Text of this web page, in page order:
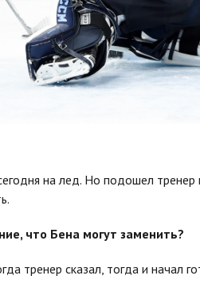
на лед. Но подошел тренер
что Бена могут заменить?
тренер сказал, тогда и начал